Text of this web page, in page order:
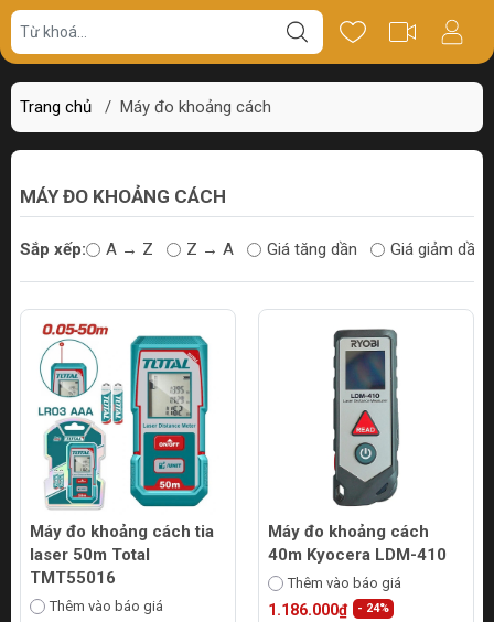
Trang chủ / Máy đo khoảng cách
MÁY ĐO KHOẢNG CÁCH
Sắp xếp: A → Z Z → A Giá tăng dần Giá giảm dần
Máy đo khoảng cách tia
laser 50m Total
TMT55016
Thêm vào báo giá
Máy đo khoảng cách
40m Kyocera LDM-410
Thêm vào báo giá
1.186.000₫ - 24%